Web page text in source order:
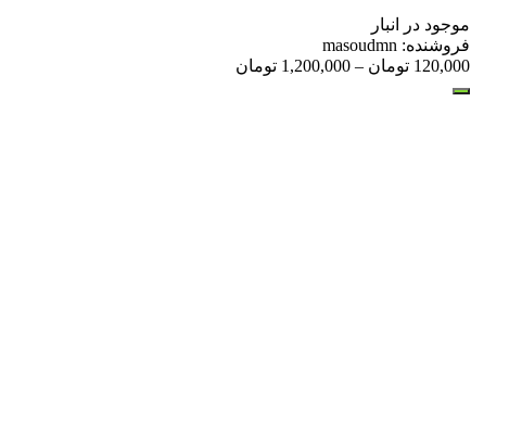
موجود در انبار
فروشنده: masoudmn
120,000 تومان –
1,200,000 تومان